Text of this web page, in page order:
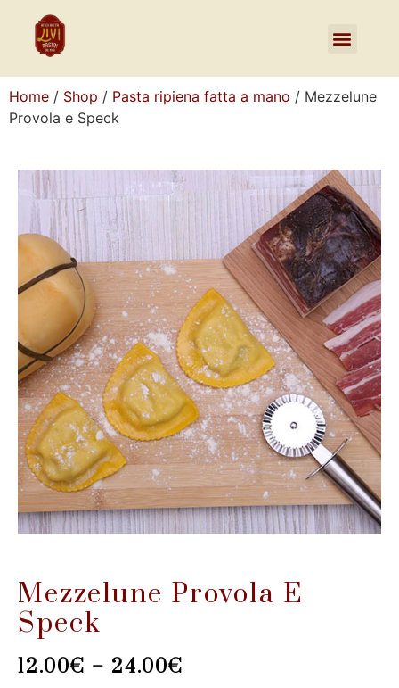
Home / Shop / Pasta ripiena fatta a mano / Mezzelune
Provola e Speck
Mezzelune Provola E
Speck
12.00€ – 24.00€